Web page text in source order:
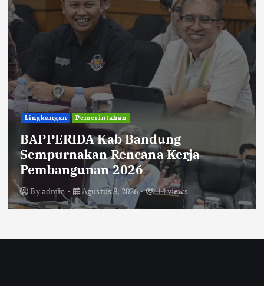
Uncategorized
Diberitakan Tanpa Konfirmasi,
Satresnarkoba Polres Cimahi dan
Yayasan Ultra Jadi Korban Narasi
Sepihak
Byadmin Agustus 8, 2026 14 views